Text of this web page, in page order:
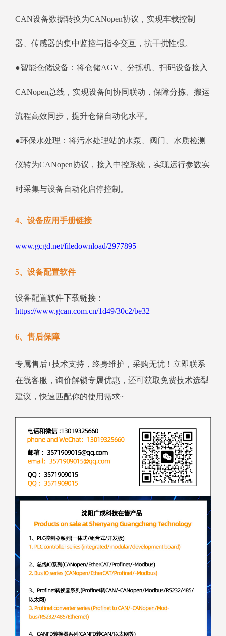
CAN设备数据转换为CANopen协议，实现车载控制
器、传感器的集中监控与指令交互，抗干扰性强。
●智能仓储设备：将仓储AGV、分拣机、扫码设备接入
CANopen总线，实现设备间协同联动，保障分拣、搬运
流程高效同步，提升仓储自动化水平。
●环保水处理：将污水处理站的水泵、阀门、水质检测
仪转为CANopen协议，接入中控系统，实现运行参数实
时采集与设备自动化启停控制。
4、设备应用手册链接
www.gcgd.net/filedownload/2977895
5、设备配置软件
设备配置软件下载链接：
https://www.gcan.com.cn/1d49/30c2/be32
6、售后保障
专属售后+技术支持，终身维护，采购无忧！立即联系
在线客服，询价解锁专属优惠，还可获取免费技术选型
建议，快速匹配你的使用需求~